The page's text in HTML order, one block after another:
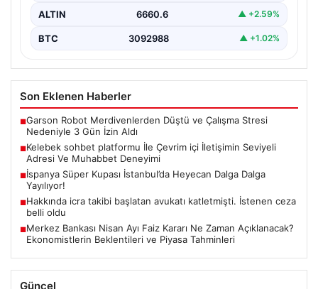
ALTIN 6660.6 ▲ +2.59%
BTC 3092988 ▲ +1.02%
Son Eklenen Haberler
■Garson Robot Merdivenlerden Düştü ve Çalışma Stresi
Nedeniyle 3 Gün İzin Aldı
■Kelebek sohbet platformu İle Çevrim içi İletişimin Seviyeli
Adresi Ve Muhabbet Deneyimi
■İspanya Süper Kupası İstanbul’da Heyecan Dalga Dalga
Yayılıyor!
■Hakkında icra takibi başlatan avukatı katletmişti. İstenen ceza
belli oldu
■Merkez Bankası Nisan Ayı Faiz Kararı Ne Zaman Açıklanacak?
Ekonomistlerin Beklentileri ve Piyasa Tahminleri
Güncel